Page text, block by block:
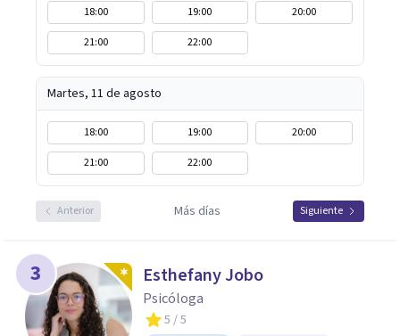
18:00 19:00
20:00
21:00
22:00
Martes, 11 de agosto
18:00 19:00
20:00
21:00
22:00
Anterior Más días Siguiente
3 Esthefany Jobo
Psicóloga
5 / 5